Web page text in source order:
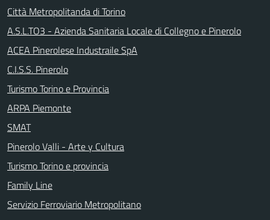
Città Metropolitanda di Torino
A.S.L.TO3 - Azienda Sanitaria Locale di Collegno e Pinerolo
ACEA Pinerolese Industraile SpA
C.I.S.S. Pinerolo
Turismo Torino e Provincia
ARPA Piemonte
SMAT
Pinerolo Valli - Arte y Cultura
Turismo Torino e provincia
Family Line
Servizio Ferroviario Metropolitano